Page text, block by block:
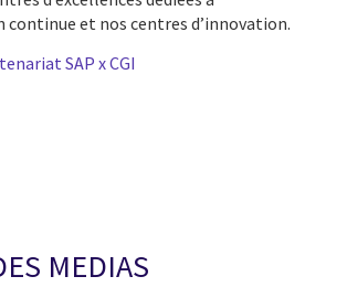
continue et nos centres d’innovation.
SAP x CGI
MEDIAS